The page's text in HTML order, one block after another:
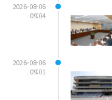
2026-08-06
09:04
2026-08-06
09:01